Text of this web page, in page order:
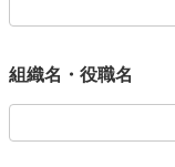
組織名・役職名